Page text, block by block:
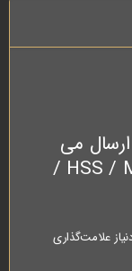
می
کنید برای “جعبه حدیده HSS / M3~M12 /
علامت‌گذاری